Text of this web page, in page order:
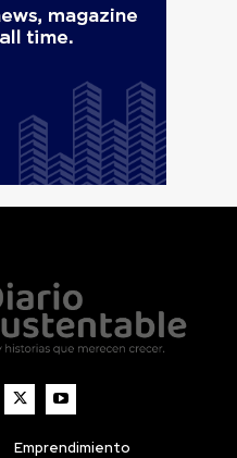
Emprendimiento